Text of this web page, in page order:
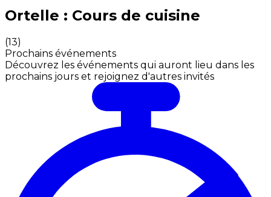
Expériences culinaires inoubliables : Expériences
Ortelle : Cours de cuisine
(13)
Prochains événements
Découvrez les événements qui auront lieu dans les
prochains jours et rejoignez d'autres invités